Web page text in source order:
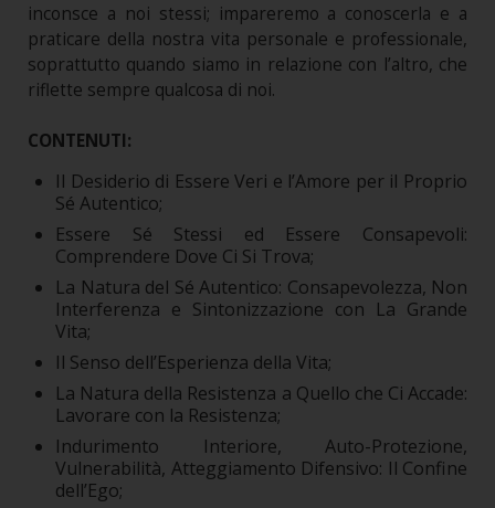
inconsce a noi stessi; impareremo a conoscerla e a
praticare della nostra vita personale e professionale,
soprattutto quando siamo in relazione con l’altro, che
riflette sempre qualcosa di noi.
CONTENUTI:
Il Desiderio di Essere Veri e l’Amore per il Proprio
Sé Autentico;
Essere Sé Stessi ed Essere Consapevoli:
Comprendere Dove Ci Si Trova;
La Natura del Sé Autentico: Consapevolezza, Non
Interferenza e Sintonizzazione con La Grande
Vita;
Il Senso dell’Esperienza della Vita;
La Natura della Resistenza a Quello che Ci Accade:
Lavorare con la Resistenza;
Indurimento Interiore, Auto-Protezione,
Vulnerabilità, Atteggiamento Difensivo: Il Confine
dell’Ego;